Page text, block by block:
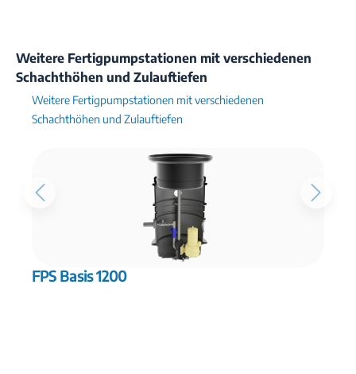
Weitere Fertigpumpstationen mit verschiedenen
Schachthöhen und Zulauftiefen
Weitere Fertigpumpstationen mit verschiedenen
Schachthöhen und Zulauftiefen
FPS Basis 1200